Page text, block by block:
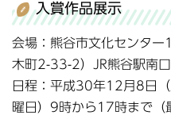
入賞作品展示
会場：熊谷市文化センタ
木町2-33-2）JR熊谷駅南
日程：平成30年12月8日
曜日）9時から17時まで（